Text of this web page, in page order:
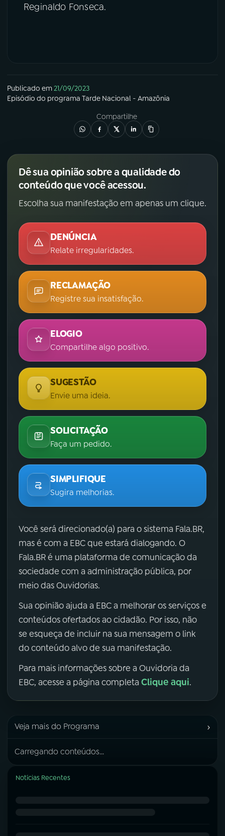
Reginaldo Fonseca.
Publicado em21/09/2023
Episódio do programa Tarde Nacional - Amazônia
Compartilhe
Dê sua opinião sobre a qualidade do
conteúdo que você acessou.
Escolha sua manifestação em apenas um clique.
DENÚNCIA
Relate irregularidades.
RECLAMAÇÃO
Registre sua insatisfação.
ELOGIO
Compartilhe algo positivo.
SUGESTÃO
Envie uma ideia.
SOLICITAÇÃO
Faça um pedido.
SIMPLIFIQUE
Sugira melhorias.
Você será direcionado(a) para o sistema Fala.BR,
mas é com a EBC que estará dialogando. O
Fala.BR é uma plataforma de comunicação da
sociedade com a administração pública, por
meio das Ouvidorias.
Sua opinião ajuda a EBC a melhorar os serviços e
conteúdos ofertados ao cidadão. Por isso, não
se esqueça de incluir na sua mensagem o link
do conteúdo alvo de sua manifestação.
Para mais informações sobre a Ouvidoria da
EBC, acesse a página completa Clique aqui.
Veja mais do Programa ›
Carregando conteúdos...
Notícias Recentes